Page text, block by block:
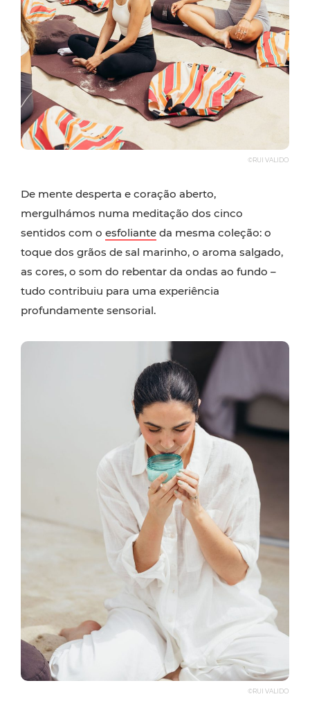
©RUI VALIDO
De mente desperta e coração aberto,
mergulhámos numa meditação dos cinco
sentidos com o esfoliante da mesma coleção: o
toque dos grãos de sal marinho, o aroma salgado,
as cores, o som do rebentar da ondas ao fundo –
tudo contribuiu para uma experiência
profundamente sensorial.
©RUI VALIDO